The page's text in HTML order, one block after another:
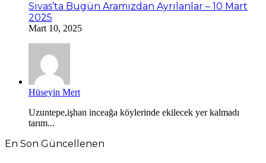
Sivas’ta Bugün Aramızdan Ayrılanlar – 10 Mart
2025
Mart 10, 2025
Hüseyin Mert
Uzuntepe,işhan inceağa köylerinde ekilecek yer kalmadı
tarım...
En Son Güncellenen